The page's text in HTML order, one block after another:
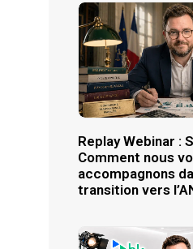
Replay Webinar :
Comment nous
accompagnons
transition vers